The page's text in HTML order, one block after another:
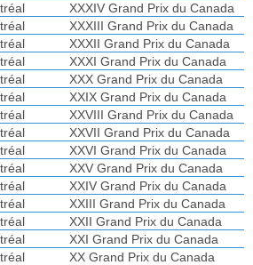
XXXIV Grand Prix du Canada
XXXIII Grand Prix du Canada
XXXII Grand Prix du Canada
XXXI Grand Prix du Canada
XXX Grand Prix du Canada
XXIX Grand Prix du Canada
XXVIII Grand Prix du Canada
XXVII Grand Prix du Canada
XXVI Grand Prix du Canada
XXV Grand Prix du Canada
XXIV Grand Prix du Canada
XXIII Grand Prix du Canada
XXII Grand Prix du Canada
XXI Grand Prix du Canada
XX Grand Prix du Canada